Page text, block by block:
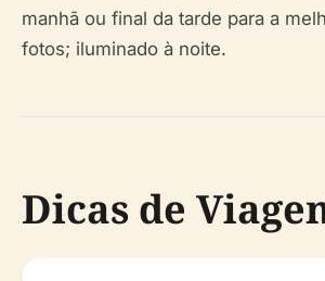
manhã ou final da tarde para a
fotos; iluminado à noite.
Dicas de